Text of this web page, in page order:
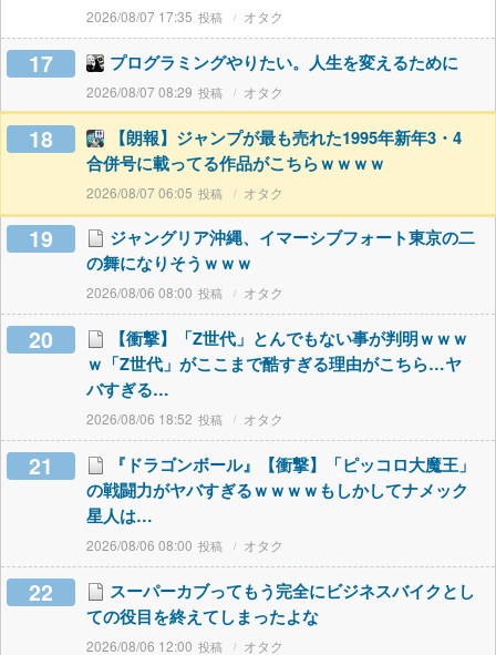
2026/08/07 17:35 オタク
17 プログラミングやりたい。人生を変えるために
2026/08/07 08:29 オタク
18
【朗報】ジャンプが最も売れた1995年新年3・4
合併号に載ってる作品がこちらｗｗｗｗ
2026/08/07 06:05 オタク
19
ジャングリア沖縄、イマーシブフォート東京の二
の舞になりそうｗｗｗ
2026/08/06 08:00 オタク
20
【衝撃】「Z世代」とんでもない事が判明ｗｗｗ
ｗ「Z世代」がここまで酷すぎる理由がこちら…ヤ
バすぎる…
2026/08/06 18:52 オタク
21
『ドラゴンボール』【衝撃】「ピッコロ大魔王」
の戦闘力がヤバすぎるｗｗｗｗもしかしてナメック
星人は…
2026/08/06 08:00 オタク
22
スーパーカブってもう完全にビジネスバイクとし
ての役目を終えてしまったよな
2026/08/06 12:00 オタク